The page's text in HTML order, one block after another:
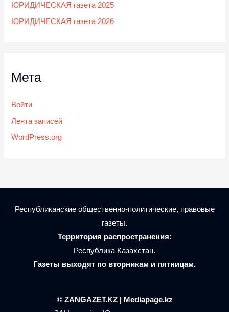
ЮРИДИЧЕСКАЯ газета 2025
ЮРИДИЧЕСКАЯ газета 2026
Мета
Войти
Лента записей
WordPress.org
Республиканские общественно-политические, правовые
газеты.
Территория распространения:
Республика Казахстан.
Газеты выходят по вторникам и пятницам.
© ZANGAZET.KZ | Mediapage.kz